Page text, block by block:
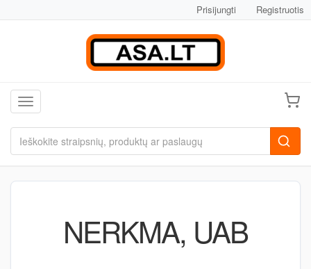
Prisijungti Registruotis
Toggle navigation
NERKMA, UAB